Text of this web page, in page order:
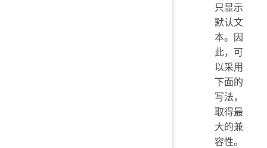
只显示
默认文
本。因
此，可
以采用
下面的
写法，
取得最
大的兼
容性。